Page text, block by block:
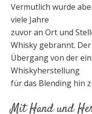
Vermutlich wurde
viele Jahre
zuvor an Ort und
Whisky gebrannt. Der
Übergang von der
Whiskyherstellung
für das Blending hin
Mit Hand und